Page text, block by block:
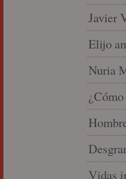
Javier
Elijo
Nuria
Vidas